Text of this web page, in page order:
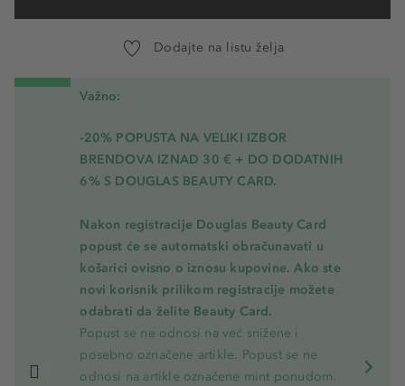
Dodajte na listu želja
Važno:
-20% POPUSTA NA VELIKI IZBOR
BRENDOVA IZNAD 30 € + DO DODATNIH
6% S DOUGLAS BEAUTY CARD.
Nakon registracije Douglas Beauty Card
popust će se automatski obračunavati u
košarici ovisno o iznosu kupovine. Ako ste
novi korisnik prilikom registracije možete
odabrati da želite Beauty Card.
Popust se ne odnosi na već snižene i
posebno označene artikle. Popust se ne
odnosi na artikle označene mint ponudom.